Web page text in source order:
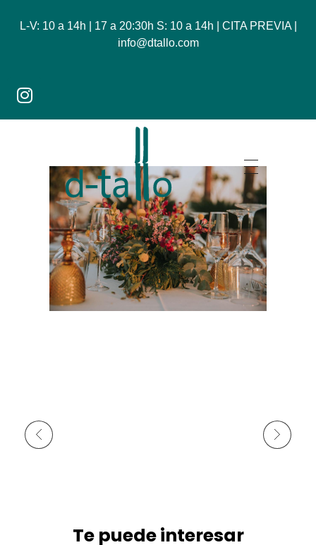
L-V: 10 a 14h | 17 a 20:30h S: 10 a 14h | CITA PREVIA |
info@dtallo.com
Dtallo - Tienda online de flores
Te puede interesar